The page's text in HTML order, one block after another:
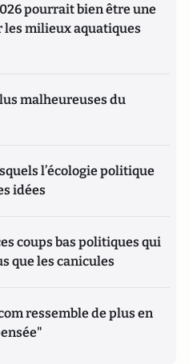
pourrait bien être une
milieux aquatiques
malheureuses du
l’écologie politique
idées
coups bas politiques qui
que les canicules
ressemble de plus en